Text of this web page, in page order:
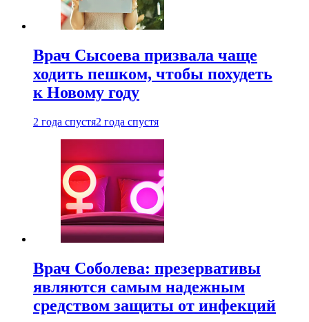
Врач Сысоева призвала чаще
ходить пешком, чтобы похудеть
к Новому году
2 года спустя2 года спустя
Врач Соболева: презервативы
являются самым надежным
средством защиты от инфекций